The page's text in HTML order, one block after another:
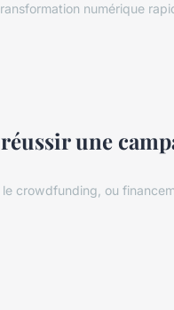
numérique
une
crowdfunding, ou